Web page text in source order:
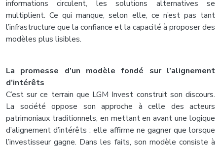
informations circulent, les solutions alternatives se
multiplient. Ce qui manque, selon elle, ce n’est pas tant
l’infrastructure que la confiance et la capacité à proposer des
modèles plus lisibles.
La promesse d’un modèle fondé sur l’alignement
d’intérêts
C’est sur ce terrain que LGM Invest construit son discours.
La société oppose son approche à celle des acteurs
patrimoniaux traditionnels, en mettant en avant une logique
d’alignement d’intérêts : elle affirme ne gagner que lorsque
l’investisseur gagne. Dans les faits, son modèle consiste à